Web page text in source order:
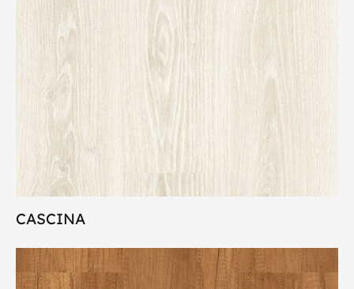
CASCINA